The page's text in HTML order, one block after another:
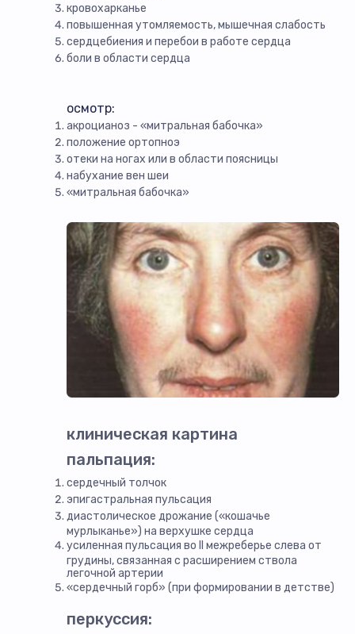
кровохарканье
повышенная утомляемость, мышечная слабость
сердцебиения и перебои в работе сердца
боли в области сердца
осмотр:
акроцианоз - «митральная бабочка»
положение ортопноэ
отеки на ногах или в области поясницы
набухание вен шеи
«митральная бабочка»
клиническая картина
пальпация:
сердечный толчок
эпигастральная пульсация
диастолическое дрожание («кошачье
мурлыканье») на верхушке сердца
усиленная пульсация во II межреберье слева от
грудины, связанная с расширением ствола
легочной артерии
«сердечный горб» (при формировании в детстве)
перкуссия: